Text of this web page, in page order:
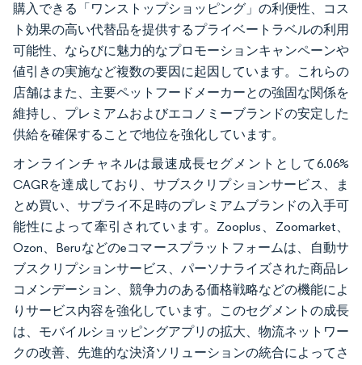
購入できる「ワンストップショッピング」の利便性、コス
ト効果の高い代替品を提供するプライベートラベルの利用
可能性、ならびに魅力的なプロモーションキャンペーンや
値引きの実施など複数の要因に起因しています。これらの
店舗はまた、主要ペットフードメーカーとの強固な関係を
維持し、プレミアムおよびエコノミーブランドの安定した
供給を確保することで地位を強化しています。
オンラインチャネルは最速成長セグメントとして6.06%
CAGRを達成しており、サブスクリプションサービス、ま
とめ買い、サプライ不足時のプレミアムブランドの入手可
能性によって牽引されています。Zooplus、Zoomarket、
Ozon、Beruなどのeコマースプラットフォームは、自動サ
ブスクリプションサービス、パーソナライズされた商品レ
コメンデーション、競争力のある価格戦略などの機能によ
りサービス内容を強化しています。このセグメントの成長
は、モバイルショッピングアプリの拡大、物流ネットワー
クの改善、先進的な決済ソリューションの統合によってさ